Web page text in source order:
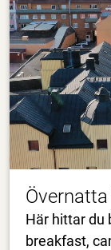
Här hittar du
breakfast,